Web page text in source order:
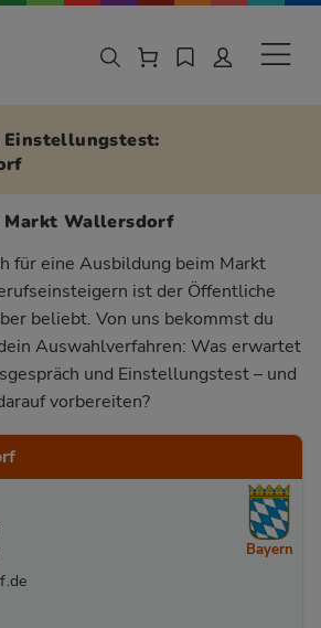
springen
Wallersdorf
für eine Ausbildung beim Markt
ist der Öffentliche
beliebt. Von uns bekommst du
Auswahlverfahren: Was erwartet
und Einstellungstest – und
vorbereiten?
Bayern